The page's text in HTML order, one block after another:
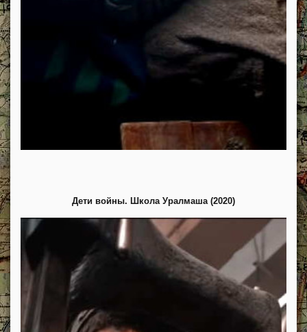
Дети войны. Школа Уралмаша (2020)